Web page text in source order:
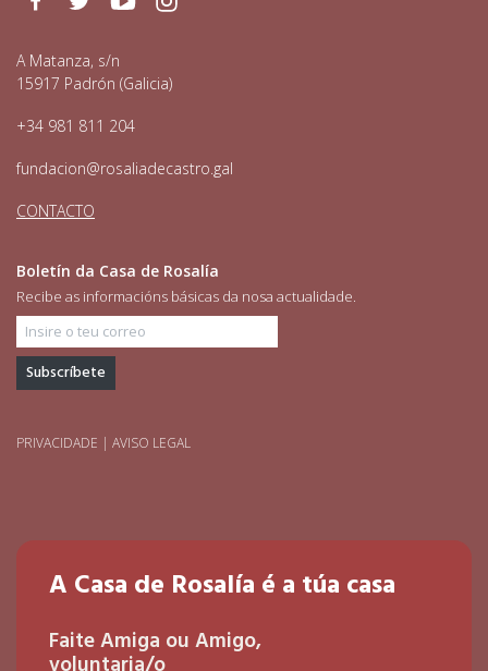
A Matanza, s/n
15917 Padrón (Galicia)
+34 981 811 204
fundacion@rosaliadecastro.gal
CONTACTO
Boletín da Casa de Rosalía
Recibe as informacións básicas da nosa actualidade.
Insire o teu correo
PRIVACIDADE | AVISO LEGAL
A Casa de Rosalía é a túa casa
Faite Amiga ou Amigo,